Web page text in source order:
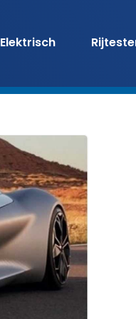
Elektrisch